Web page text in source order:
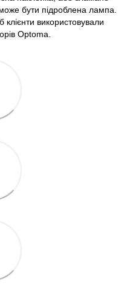
бути підроблена лампа.
використовували
Optoma.